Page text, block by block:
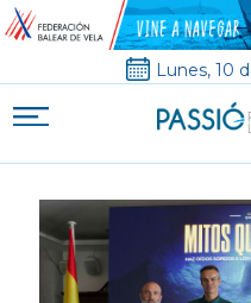
Lunes, 10